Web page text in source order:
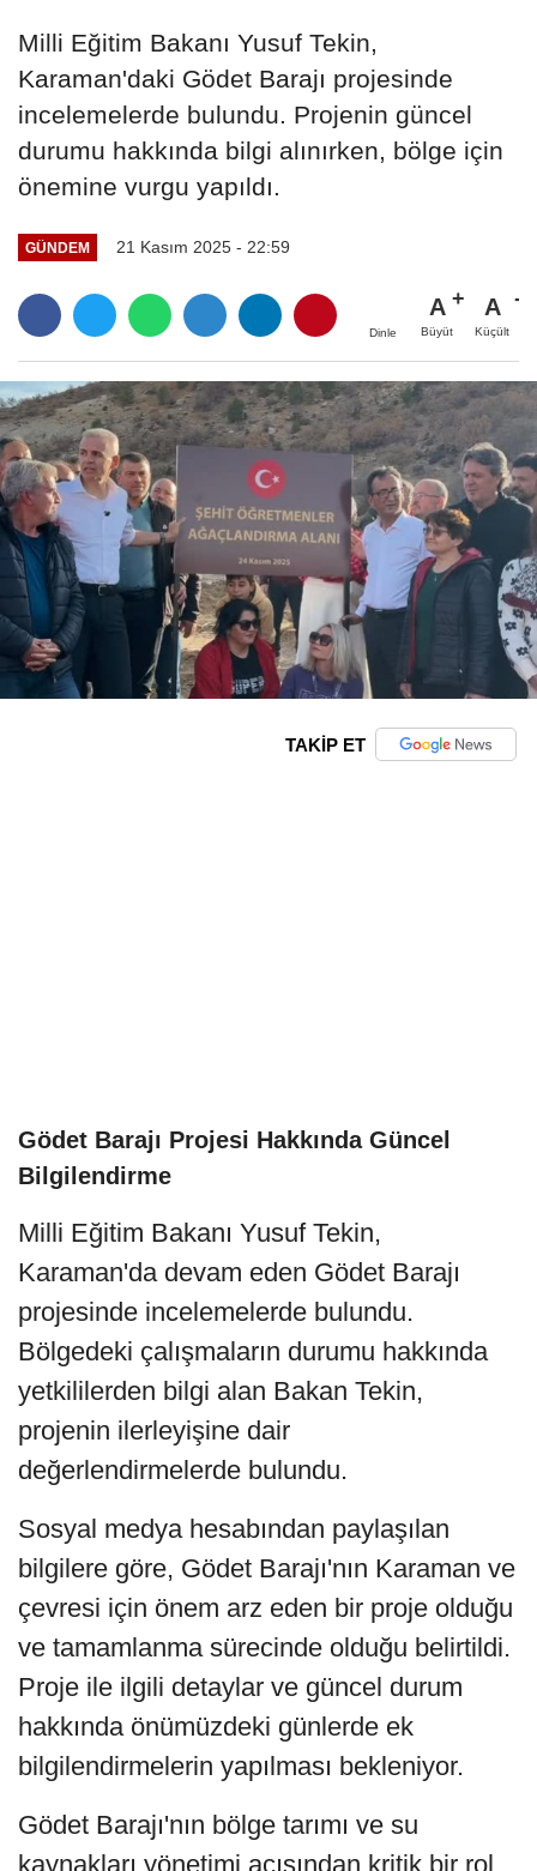
Milli Eğitim Bakanı Yusuf Tekin,
Karaman'daki Gödet Barajı projesinde
incelemelerde bulundu. Projenin güncel
durumu hakkında bilgi alınırken, bölge için
önemine vurgu yapıldı.
GÜNDEM 21 Kasım 2025 - 22:59
Dinle
A
Büyüt
A
Küçült
TAKİP ET
Gödet Barajı Projesi Hakkında Güncel
Bilgilendirme
Milli Eğitim Bakanı Yusuf Tekin,
Karaman'da devam eden Gödet Barajı
projesinde incelemelerde bulundu.
Bölgedeki çalışmaların durumu hakkında
yetkililerden bilgi alan Bakan Tekin,
projenin ilerleyişine dair
değerlendirmelerde bulundu.
Sosyal medya hesabından paylaşılan
bilgilere göre, Gödet Barajı'nın Karaman ve
çevresi için önem arz eden bir proje olduğu
ve tamamlanma sürecinde olduğu belirtildi.
Proje ile ilgili detaylar ve güncel durum
hakkında önümüzdeki günlerde ek
bilgilendirmelerin yapılması bekleniyor.
Gödet Barajı'nın bölge tarımı ve su
kaynakları yönetimi açısından kritik bir rol